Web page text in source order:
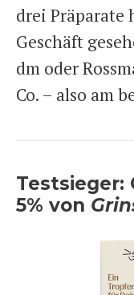
drei Präparate
Geschäft
dm oder
Co. – also am
Testsieger:
5% von